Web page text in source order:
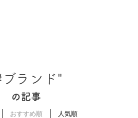
ブランド"
の記事
おすすめ順 人気順